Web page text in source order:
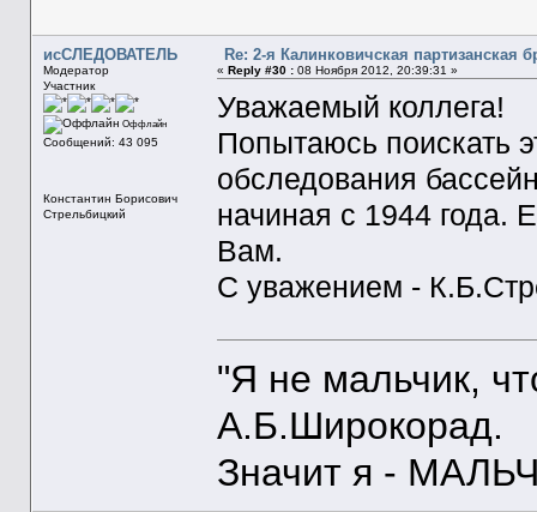
исСЛЕДОВАТЕЛЬ
Модератор
Участник
Оффлайн
Сообщений: 43 095
Константин Борисович
Стрельбицкий
Re: 2-я Калинковичская партизанская
« Reply #30 :08 Ноября 2012, 20:39:31 »
Уважаемый коллега!
Попытаюсь поискать
обследования
начиная с 1944 года.
Вам.
С уважением -
"Я не мальчик,
А.Б.Широкорад.
Значит я -